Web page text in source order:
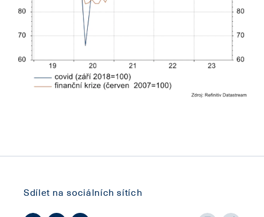
Sdílet na sociálních sítích